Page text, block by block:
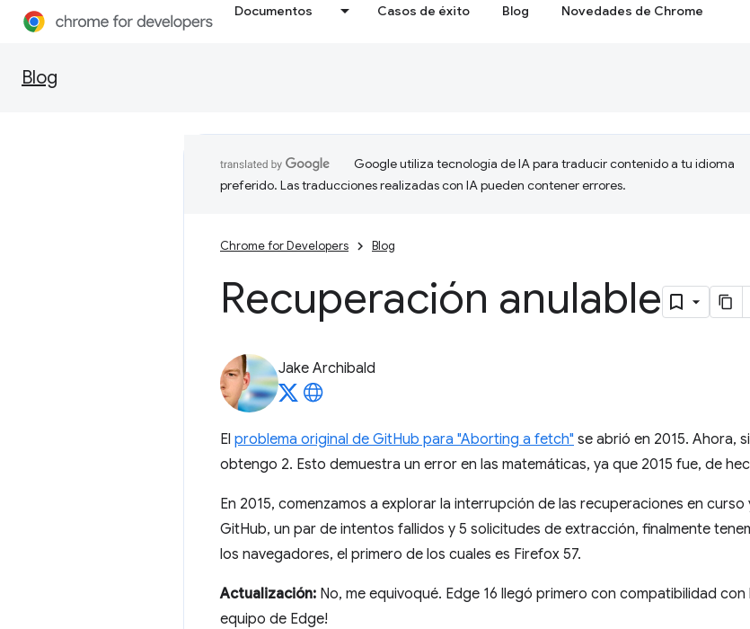
Documentos Casos de éxito Blog Novedades de Chrome
Blog
Google utiliza tecnología de IA para traducir contenido a tu idioma
preferido. Las traducciones realizadas con IA pueden contener errores.
Chrome for Developers Blog
Recuperación anulable
Jake Archibald
El problema original de GitHub para "Aborting a fetch" se abrió en 2015. Ahora,
obtengo 2. Esto demuestra un error en las matemáticas, ya que 2015 fue, de
En 2015, comenzamos a explorar la interrupción de las recuperaciones en
GitHub, un par de intentos fallidos y 5 solicitudes de extracción, finalmente
los navegadores, el primero de los cuales es Firefox 57.
Actualización: No, me equivoqué. Edge 16 llegó primero con compatibilidad con
equipo de Edge!